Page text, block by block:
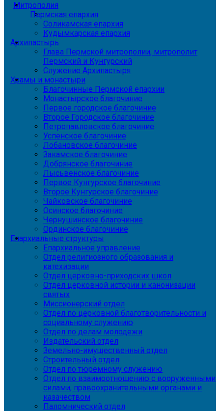
Митрополия
Пермская епархия
Соликамская епархия
Кудымкарская епархия
Архипастырь
Глава Пермской митрополии, митрополит
Пермский и Кунгурский
Служение Архипастыря
Храмы и монастыри
Благочинные Пермской епархии
Монастырское благочиние
Первое городское благочиние
Второе Городское благочиние
Петропавловское благочиние
Успенское благочиние
Лобановское благочиние
Закамское благочиние
Добрянское благочиние
Лысьвенское благочиние
Первое Кунгурское благочиние
Второе Кунгурское благочиние
Чайковское благочиние
Осинское благочиние
Чернушинское благочиние
Ординское благочиние
Епархиальные структуры
Епархиальное управление
Отдел религиозного образования и
катехизации
Отдел церковно-приходских школ
Отдел церковной истории и канонизации
святых
Миссионерский отдел
Отдел по церковной благотворительности и
социальному служению
Отдел по делам молодежи
Издательский отдел
Земельно-имущественный отдел
Строительный отдел
Отдел по тюремному служению
Отдел по взаимоотношению с вооруженными
силами, правоохранительными органами и
казачеством
Паломнический отдел